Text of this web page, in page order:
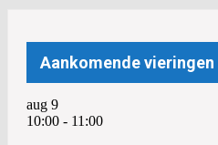
Aankomende
aug 9
10:00 - 11:00